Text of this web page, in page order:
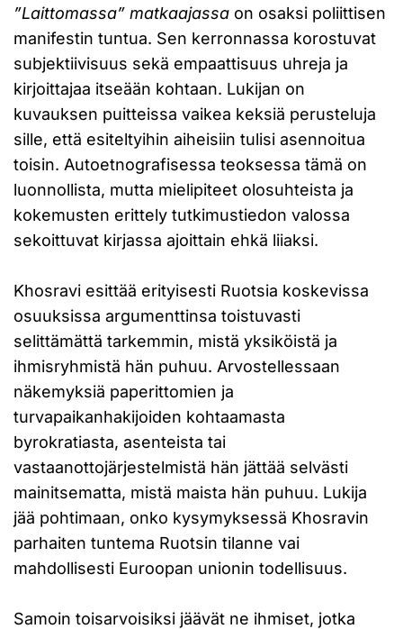
”Laittomassa” matkaajassa on osaksi poliittisen
manifestin tuntua. Sen kerronnassa korostuvat
subjektiivisuus sekä empaattisuus uhreja ja
kirjoittajaa itseään kohtaan. Lukijan on
kuvauksen puitteissa vaikea keksiä perusteluja
sille, että esiteltyihin aiheisiin tulisi asennoitua
toisin. Autoetnografisessa teoksessa tämä on
luonnollista, mutta mielipiteet olosuhteista ja
kokemusten erittely tutkimustiedon valossa
sekoittuvat kirjassa ajoittain ehkä liiaksi.
Khosravi esittää erityisesti Ruotsia koskevissa
osuuksissa argumenttinsa toistuvasti
selittämättä tarkemmin, mistä yksiköistä ja
ihmisryhmistä hän puhuu. Arvostellessaan
näkemyksiä paperittomien ja
turvapaikanhakijoiden kohtaamasta
byrokratiasta, asenteista tai
vastaanottojärjestelmistä hän jättää selvästi
mainitsematta, mistä maista hän puhuu. Lukija
jää pohtimaan, onko kysymyksessä Khosravin
parhaiten tuntema Ruotsin tilanne vai
mahdollisesti Euroopan unionin todellisuus.
Samoin toisarvoisiksi jäävät ne ihmiset, jotka